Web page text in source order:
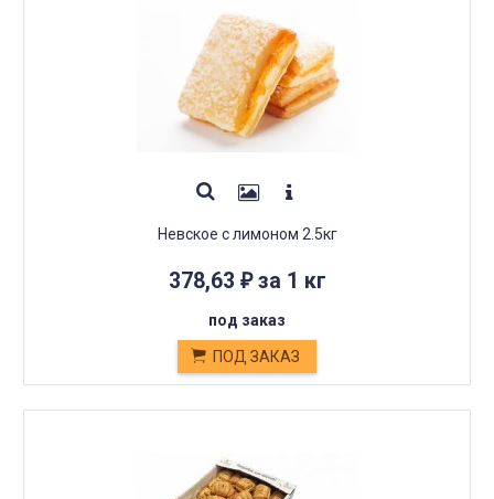
Невское с лимоном 2.5кг
378,63 ₽за 1 кг
под заказ
ПОД ЗАКАЗ